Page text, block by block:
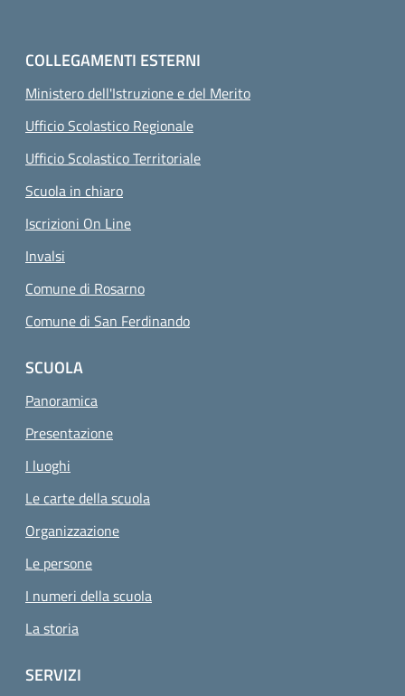
COLLEGAMENTI ESTERNI
Ministero dell'Istruzione e del Merito
Ufficio Scolastico Regionale
Ufficio Scolastico Territoriale
Scuola in chiaro
Iscrizioni On Line
Invalsi
Comune di Rosarno
Comune di San Ferdinando
SCUOLA
Panoramica
Presentazione
I luoghi
Le carte della scuola
Organizzazione
Le persone
I numeri della scuola
La storia
SERVIZI